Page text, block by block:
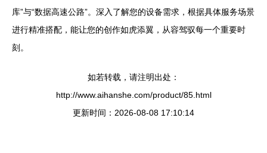
库”与“数据高速公路”。深入了解您的设备需求，根据具体服务场景
进行精准搭配，能让您的创作如虎添翼，从容驾驭每一个重要时
刻。
如若转载，请注明出处：
http://www.aihanshe.com/product/85.html
更新时间：2026-08-08 17:10:14